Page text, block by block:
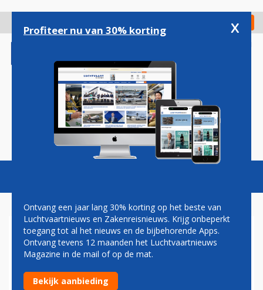
gaan
Check in
Magazine Podcasts Vacatures
ZAKENREIZEN STUWEN
BOEKINGEN MOEDERBEDRIJF
BRITISH AIRWAYS
Profiteer nu van 30% korting x
Ontvang een jaar lang 30% korting op het beste van
Luchtvaartnieuws en Zakenreisnieuws. Krijg onbeperkt
toegang tot al het nieuws en de bijbehorende Apps.
Ontvang tevens 12 maanden het Luchtvaartnieuws
Magazine in de mail of op de mat.
Bekijk aanbieding